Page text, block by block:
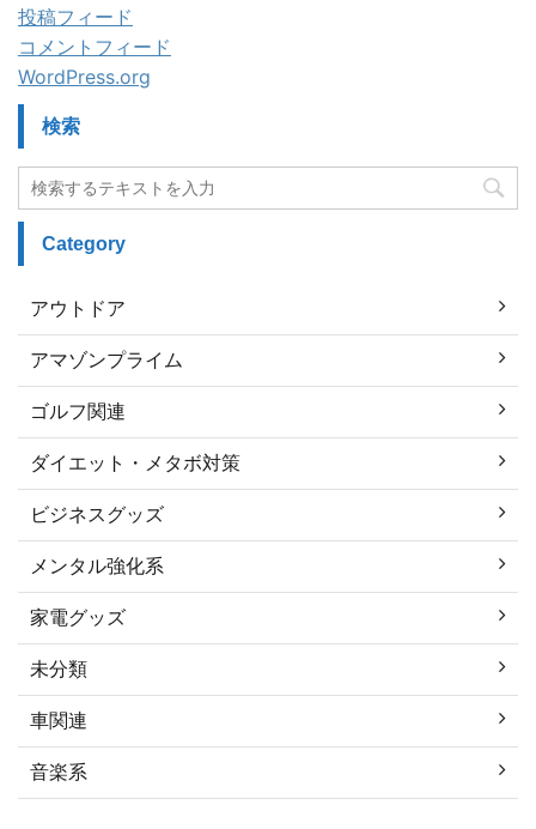
投稿フィード
コメントフィード
WordPress.org
検索
Category
アウトドア
アマゾンプライム
ゴルフ関連
ダイエット・メタボ対策
ビジネスグッズ
メンタル強化系
家電グッズ
未分類
車関連
音楽系